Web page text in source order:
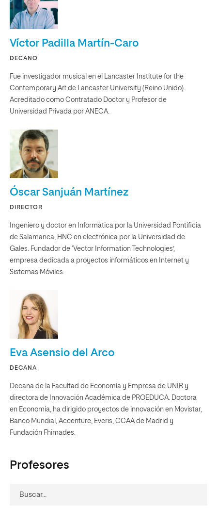
Víctor Padilla Martín-Caro
DECANO
Fue investigador musical en el Lancaster Institute for the
Contemporary Art de Lancaster University (Reino Unido).
Acreditado como Contratado Doctor y Profesor de
Universidad Privada por ANECA.
Óscar Sanjuán Martínez
DIRECTOR
Ingeniero y doctor en Informática por la Universidad Pontificia
de Salamanca, HNC en electrónica por la Universidad de
Gales. Fundador de ‘Vector Information Technologies’,
empresa dedicada a proyectos informáticos en Internet y
Sistemas Móviles.
Eva Asensio del Arco
DECANA
Decana de la Facultad de Economía y Empresa de UNIR y
directora de Innovación Académica de PROEDUCA. Doctora
en Economía, ha dirigido proyectos de innovación en Movistar,
Banco Mundial, Accenture, Everis, CCAA de Madrid y
Fundación Fhimades.
Profesores
buscar...